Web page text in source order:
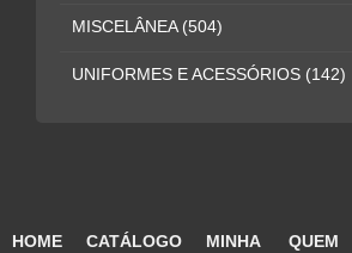
MISCELÂNEA (504)
UNIFORMES E ACESSÓRIOS (142)
HOME CATÁLOGO
MINHA
QUEM